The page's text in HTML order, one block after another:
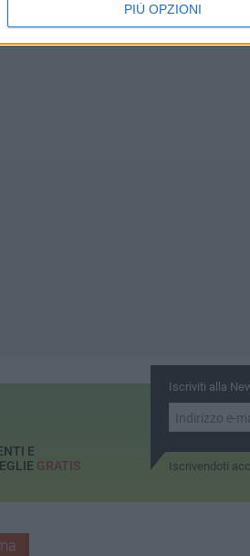
PIÙ OPZIONI
Iscriviti alla
Iscrivendoti
E
GRATIS